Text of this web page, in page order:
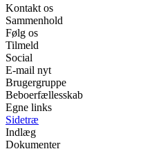
Kontakt os
Sammenhold
Følg os
Tilmeld
Social
E-mail nyt
Brugergruppe
Beboerfællesskab
Egne links
Sidetræ
Indlæg
Dokumenter